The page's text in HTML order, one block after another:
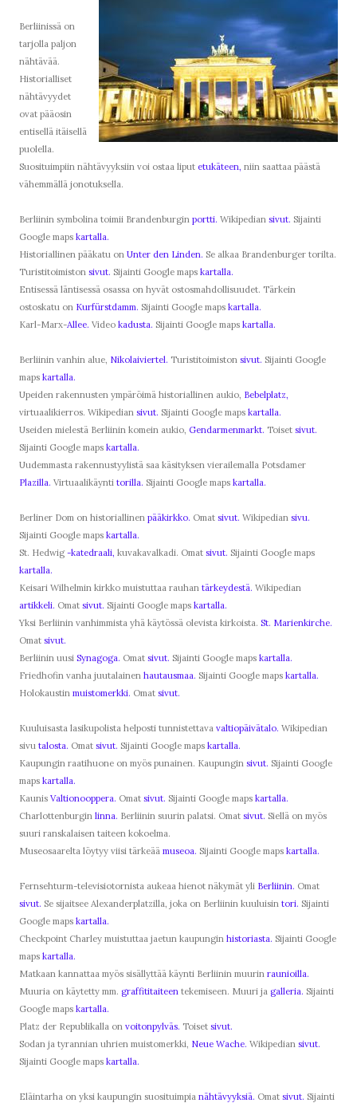
Berliinissä on
tarjolla paljon
nähtävää.
Historialliset
nähtävyydet
ovat pääosin
entisellä itäisellä
puolella.
Suosituimpiin nähtävyyksiin voi ostaa liput etukäteen, niin saattaa päästä
vähemmällä jonotuksella.
Berliinin symbolina toimii Brandenburgin portti. Wikipedian sivut. Sijainti
Google maps kartalla.
Historiallinen pääkatu on Unter den Linden. Se alkaa Brandenburger torilta.
Turistitoimiston sivut. Sijainti Google maps kartalla.
Entisessä läntisessä osassa on hyvät ostosmahdollisuudet. Tärkein
ostoskatu on Kurfürstdamm. Sijainti Google maps kartalla.
Karl-Marx-Allee. Video kadusta. Sijainti Google maps kartalla.
Berliinin vanhin alue, Nikolaiviertel. Turistitoimiston sivut. Sijainti Google
maps kartalla.
Upeiden rakennusten ympäröimä historiallinen aukio, Bebelplatz,
virtuaalikierros. Wikipedian sivut. Sijainti Google maps kartalla.
Useiden mielestä Berliinin komein aukio, Gendarmenmarkt. Toiset sivut.
Sijainti Google maps kartalla.
Uudemmasta rakennustyylistä saa käsityksen vierailemalla Potsdamer
Plazilla. Virtuaalikäynti torilla. Sijainti Google maps kartalla.
Berliner Dom on historiallinen pääkirkko. Omat sivut. Wikipedian sivu.
Sijainti Google maps kartalla.
St. Hedwig-katedraali, kuvakavalkadi. Omat sivut. Sijainti Google maps
kartalla.
Keisari Wilhelmin kirkko muistuttaa rauhan tärkeydestä. Wikipedian
artikkeli. Omat sivut. Sijainti Google maps kartalla.
Yksi Berliinin vanhimmista yhä käytössä olevista kirkoista. St. Marienkirche.
Omat sivut.
Berliinin uusi Synagoga. Omat sivut. Sijainti Google maps kartalla.
Friedhofin vanha juutalainen hautausmaa. Sijainti Google maps kartalla.
Holokaustin muistomerkki. Omat sivut.
Kuuluisasta lasikupolista helposti tunnistettava valtiopäivätalo. Wikipedian
sivu talosta. Omat sivut. Sijainti Google maps kartalla.
Kaupungin raatihuone on myös punainen. Kaupungin sivut. Sijainti Google
maps kartalla.
Kaunis Valtionooppera. Omat sivut. Sijainti Google maps kartalla.
Charlottenburgin linna. Berliinin suurin palatsi. Omat sivut. Siellä on myös
suuri ranskalaisen taiteen kokoelma.
Museosaarelta löytyy viisi tärkeää museoa. Sijainti Google maps kartalla.
Fernsehturm-televisiotornista aukeaa hienot näkymät yli Berliinin. Omat
sivut. Se sijaitsee Alexanderplatzilla, joka on Berliinin kuuluisin tori. Sijainti
Google maps kartalla.
Checkpoint Charley muistuttaa jaetun kaupungin historiasta. Sijainti Google
maps kartalla.
Matkaan kannattaa myös sisällyttää käynti Berliinin muurin raunioilla.
Muuria on käytetty mm. graffititaiteen tekemiseen. Muuri ja galleria. Sijainti
Google maps kartalla.
Platz der Republikalla on voitonpylväs. Toiset sivut.
Sodan ja tyrannian uhrien muistomerkki, Neue Wache. Wikipedian sivut.
Sijainti Google maps kartalla.
Eläintarha on yksi kaupungin suosituimpia nähtävyyksiä. Omat sivut. Sijainti